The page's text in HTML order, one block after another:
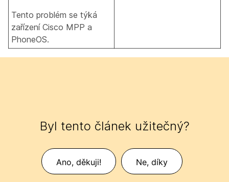
Tento problém se týká
zařízení Cisco MPP a
PhoneOS.
Byl tento článek užitečný?
Ano, děkuji! Ne, díky